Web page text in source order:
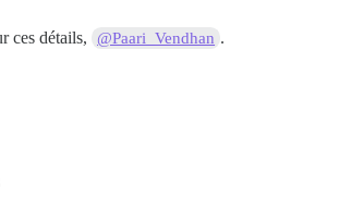
ces détails, @Paari_Vendhan .